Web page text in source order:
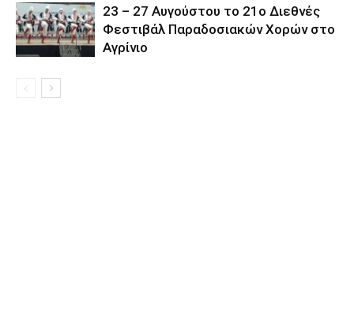
23 – 27 Aυγούστου το 21ο Διεθνές
Φεστιβάλ Παραδοσιακών Χορών στο
Αγρίνιο